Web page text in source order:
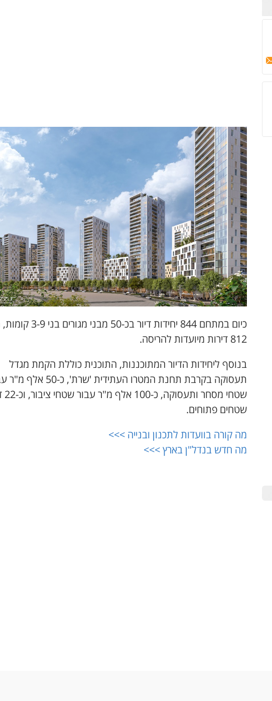
כיום במתחם 844 יחידות דיור בכ-50
812 דירות מיועדות להריסה.
בנוסף ליחידות הדיור המתוכננות, התוכנית כוללת הקמת מגדל
תעסוקה בקרבת תחנת המטרו העתידית 'שרת', כ-
שטחים פתוחים.
מה קורה בוועדות לתכנון ובנייה >>>
מה חדש בנדל"ן בארץ >>>